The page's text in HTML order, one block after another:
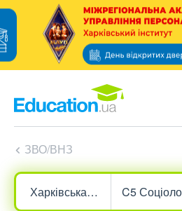
ЗВО/ВНЗ